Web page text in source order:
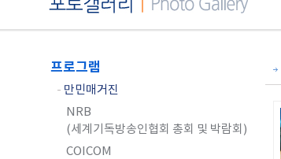
프로그램
- 만민매거진
NRB
(세계기독방송인협회 총회 및 박람회)
COICOM